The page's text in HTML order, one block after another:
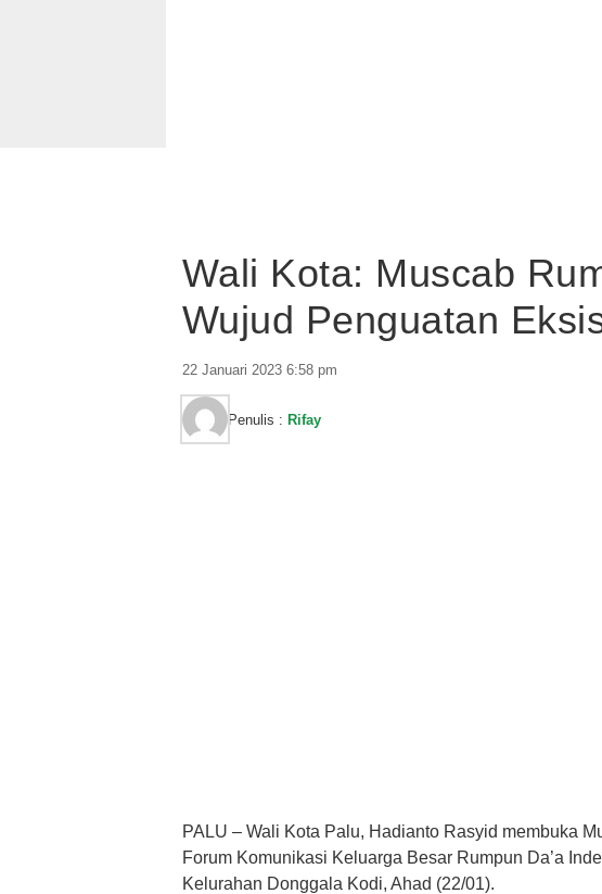
Wali Kota: Muscab
Wujud Penguatan
22 Januari 2023 6:58 pm
Penulis : Rifay
PALU – Wali Kota Palu, Hadianto Rasyid membuka
Forum Komunikasi Keluarga Besar Rumpun Da’a
Kelurahan Donggala Kodi, Ahad (22/01).